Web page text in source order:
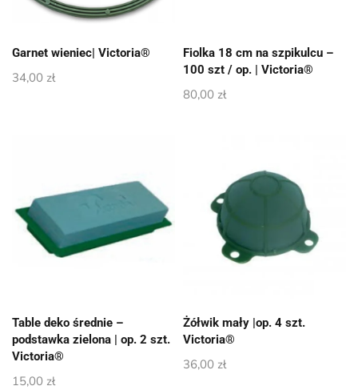
Garnet wieniec| Victoria®
34,00 zł
Fiolka 18 cm na szpikulcu –
100 szt / op. | Victoria®
80,00 zł
Table deko średnie –
podstawka zielona | op. 2 szt.
Victoria®
15,00 zł
Żółwik mały |op. 4 szt.
Victoria®
36,00 zł